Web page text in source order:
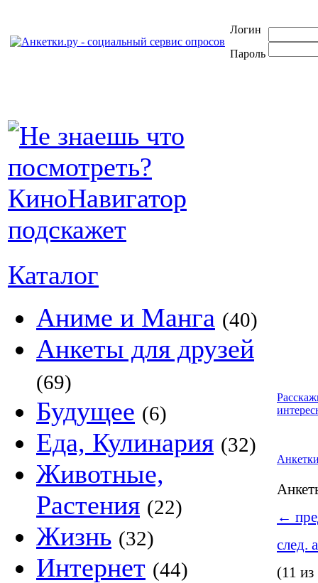
Логин
Пароль
Каталог
Аниме и Манга (40)
Анкеты для друзей
(69)
Будущее (6)
Еда, Кулинария (32)
Животные,
Растения (22)
Жизнь (32)
Интернет (44)
←
след.
(11